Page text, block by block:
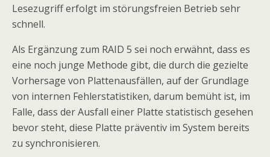
Lesezugriff erfolgt im störungsfreien Betrieb sehr
schnell.
Als Ergänzung zum RAID 5 sei noch erwähnt, dass es
eine noch junge Methode gibt, die durch die gezielte
Vorhersage von Plattenausfällen, auf der Grundlage
von internen Fehlerstatistiken, darum bemüht ist, im
Falle, dass der Ausfall einer Platte statistisch gesehen
bevor steht, diese Platte präventiv im System bereits
zu synchronisieren.